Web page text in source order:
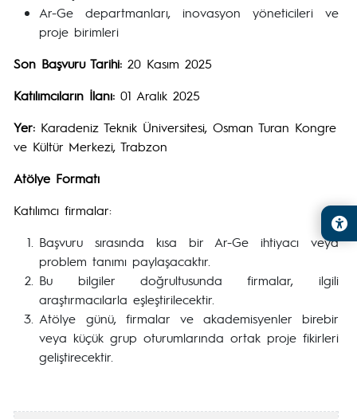
Ar-Ge departmanları, inovasyon yöneticileri ve
proje birimleri
Son Başvuru Tarihi: 20 Kasım 2025
Katılımcıların İlanı: 01 Aralık 2025
Yer: Karadeniz Teknik Üniversitesi, Osman Turan Kongre
ve Kültür Merkezi, Trabzon
Atölye Formatı
Katılımcı firmalar:
Başvuru sırasında kısa bir Ar-Ge ihtiyacı veya
problem tanımı paylaşacaktır.
Bu bilgiler doğrultusunda firmalar, ilgili
araştırmacılarla eşleştirilecektir.
Atölye günü, firmalar ve akademisyenler birebir
veya küçük grup oturumlarında ortak proje fikirleri
geliştirecektir.